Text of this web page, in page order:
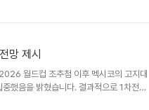
망 제시
월드컵 조추첨 이후 멕시코의 고지대
했음을 밝혔습니다. 결과적으로 1차전은
시나리오로 흘러갔다고 분석했습니다.